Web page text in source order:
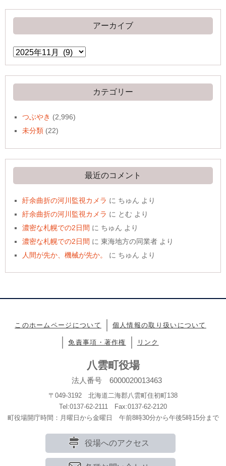
アーカイブ
ア
ー
イ
ブ
カテゴリー
つぶやき (2,996)
未分類 (22)
最近のコメント
紆余曲折の河川監視カメラ に ちゅん より
紆余曲折の河川監視カメラ に とむ より
濃密な札幌での2日間 に ちゅん より
濃密な札幌での2日間 に東海地方の同業者 より
人間が先か、機械が先か。
に ちゅん より
このホームページについて 個人情報の取り扱いについて
免責事項・著作権 リンク
八雲町役場
法人番号 6000020013463
〒049-3192 北海道二海郡八雲町住初町138
Tel:0137-62-2111 Fax:0137-62-2120
町役場開庁時間：月曜日から金曜日 午前8時30分から午後5時15分まで
役場へのアクセス